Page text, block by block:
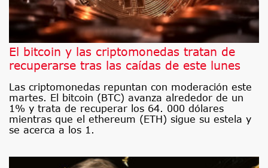
El bitcoin y las criptomonedas tratan de
recuperarse tras las caídas de este lunes
Las criptomonedas repuntan con moderación este
martes. El bitcoin (BTC) avanza alrededor de un
1% y trata de recuperar los 64. 000 dólares
mientras que el ethereum (ETH) sigue su estela y
se acerca a los 1.